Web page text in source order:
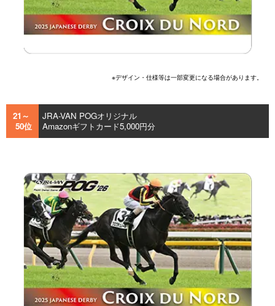
※デザイン・仕様等は一部変更になる場合があります。
21～
50位
JRA-VAN POGオリジナル
Amazonギフトカード5,000円分